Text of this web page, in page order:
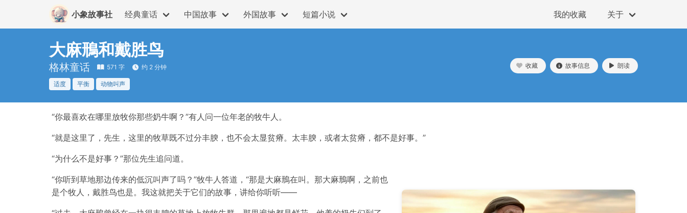
小象故事社 经典童话 中国故事 外国故事 短篇小说 我的收藏 关于
大麻鳽和戴胜鸟
格林童话 571 字 约 2 分钟
适度 平衡 动物叫声
收藏 故事信息 朗读
“你最喜欢在哪里放牧你那些奶牛啊？”有人问一位年老的牧牛人。
“就是这里了，先生，这里的牧草既不过分丰腴，也不会太显贫瘠。太丰腴，或者太贫瘠，都不是好事。”
“为什么不是好事？”那位先生追问道。
“你听到草地那边传来的低沉叫声了吗？”牧牛人答道，“那是大麻鳽在叫。那大麻鳽啊，之前也
是个牧人，戴胜鸟也是。我这就把关于它们的故事，讲给你听听——